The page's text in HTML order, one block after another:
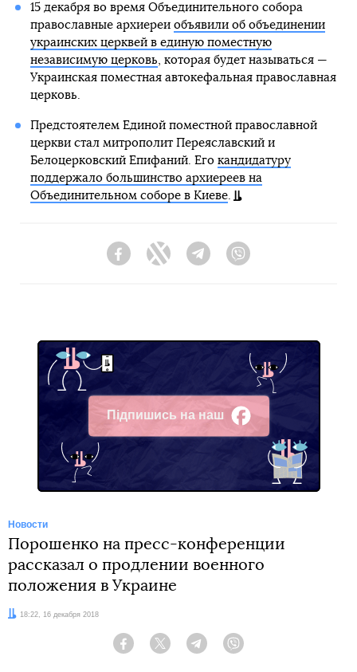
15 декабря во время Объединительного собора
православные архиереи объявили об объединении
украинских церквей в единую поместную
независимую церковь , которая будет называться —
Украинская поместная автокефальная православная
церковь.
Предстоятелем Единой поместной православной
церкви стал митрополит Переяславский и
Белоцерковский Епифаний. Его кандидатуру
поддержало большинство архиереев на
Объединительном соборе в Киеве.
FacebookTwitter Telegram
Підпишись на наш
Facebook
Новости
Порошенко на пресс-конференции
рассказал о продлении военного
положения в Украине
Дата:18:22, 16 декабря 2018
Facebook Twitter Telegram